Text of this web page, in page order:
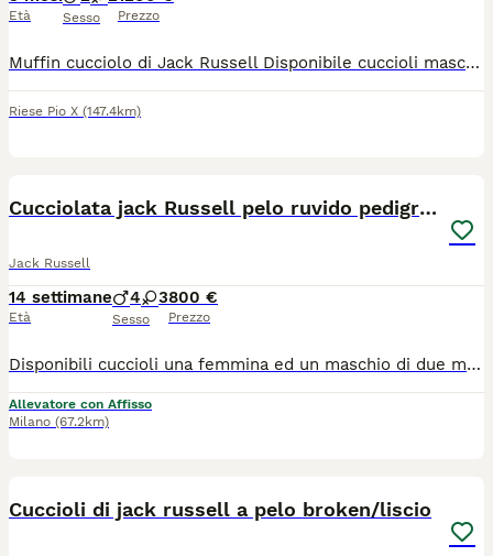
Età Sesso Prezzo
Muffin cucciolo di Jack Russell Disponibile cuccioli maschietti di Jack Russell pelo corto. Verranno consegnati con tutta la documentazione, alta genealogia, esenti da malattie ereditarie, test DNA, visita veterinaria che ne attesta lo stato di buona salute. Approccio Etico, per noi i nostri cani sono fedeli compagni di vita, alleviamo i cuccioli in casa con attenzione ai dettagli ed al rispetto dei tempi di ognuno. I cuccioli sono nati il 5 giugno e sono disponibili per la consegna. Genitori visibili in loco, sani e socievoli.
Riese Pio X (147.4km)
Cucciolata jack Russell pelo ruvido pedigree
Jack Russell
14 settimane
Età
4 3
Sesso
800 €
Prezzo
Disponibili cuccioli una femmina ed un maschio di due mesi ,pelo ruvido bianco tan Carattere tranquillo cresciuti in famiglia a stretto contatto con noi piccola taglia 5 /6 kg da adulto Ceduti solo a referenziati visibili con i genitori, test genetici e certificazione ufficiale displasia rotula nati in casa ed abituati alla traversa. Cuccioli socializzati,sani,allevati da famiglia di medico veterinario. Pedigree Roi Microchip, due trattamenti sverminanti e due vaccinazioni Vendita Con FATTURA. Tassativamente no commercianti, no spedizioni a sconosciuti, no allevatori
Allevatore con Affisso
Milano (67.2km)
Cuccioli di jack russell a pelo broken/liscio